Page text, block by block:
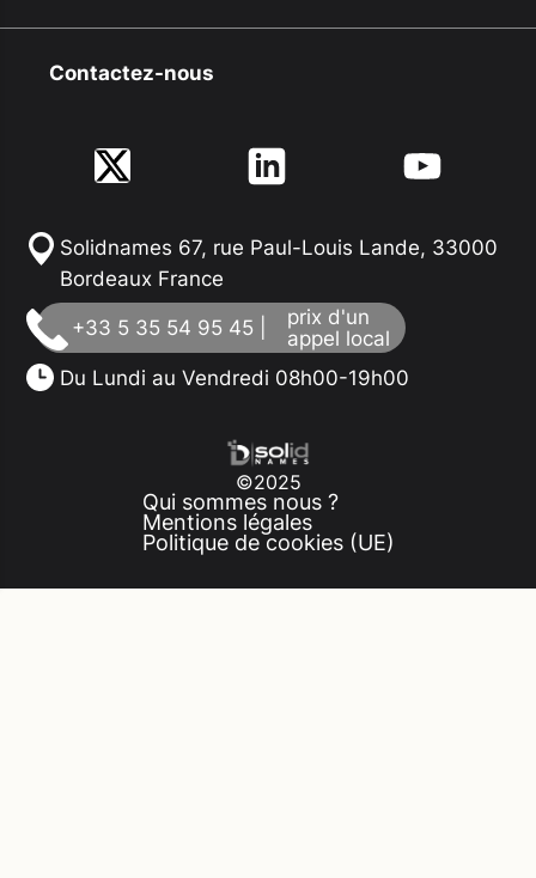
Contactez-nous
Solidnames 67, rue Paul-Louis Lande, 33000
Bordeaux France
+33 5 35 54 95 45 |
prix d'un
appel local
Du Lundi au Vendredi 08h00-19h00
©2025
Qui sommes nous ?
Mentions légales
Politique de cookies (UE)